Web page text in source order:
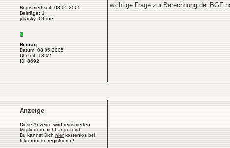
Registriert seit: 08.05.2005
Beiträge: 1
juliasky: Offline
Beitrag
Datum: 08.05.2005
Uhrzeit: 18:42
ID: 8692
wichtige Frage zur Berechnung der BGF
Anzeige
Diese Anzeige wird registrierten
Mitgliedern nicht angezeigt.
Du kannst Dich hierkostenlos bei
tektorum.de registrieren!